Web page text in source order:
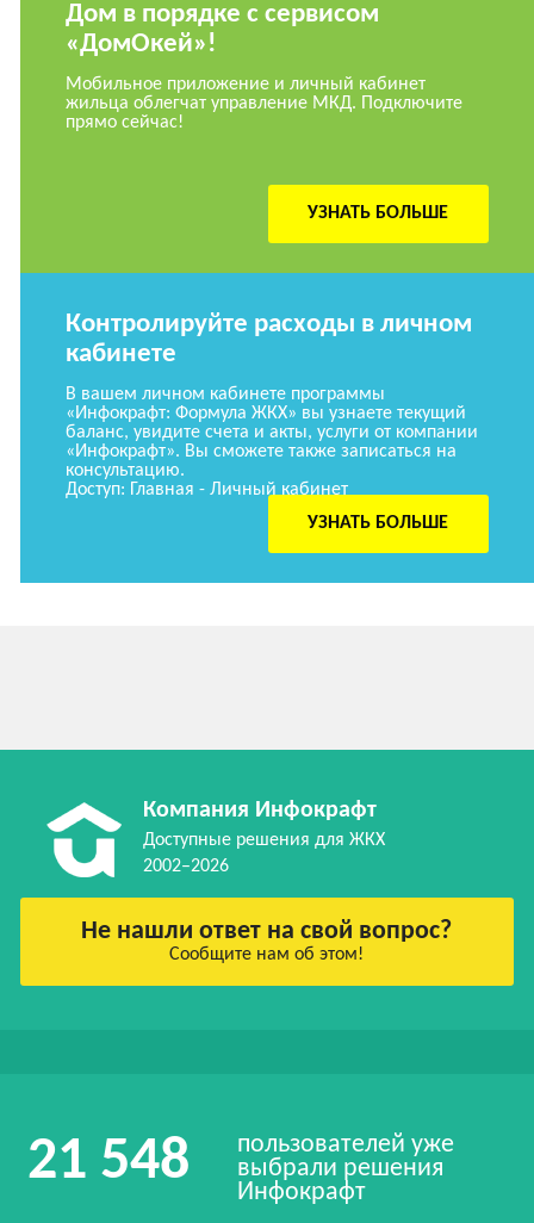
Дом в порядке с сервисом
«ДомОкей»!
Мобильное приложение и личный кабинет
жильца облегчат управление МКД. Подключите
прямо сейчас!
УЗНАТЬ БОЛЬШЕ
Контролируйте расходы в личном
кабинете
В вашем личном кабинете программы
«Инфокрафт: Формула ЖКХ» вы узнаете текущий
баланс, увидите счета и акты, услуги от компании
«Инфокрафт». Вы сможете также записаться на
консультацию.
Доступ: Главная - Личный кабинет
УЗНАТЬ БОЛЬШЕ
Компания Инфокрафт
Доступные решения для ЖКХ
2002–2026
Не нашли ответ на свой вопрос?
Сообщите нам об этом!
21 548
пользователей уже
выбрали решения
Инфокрафт